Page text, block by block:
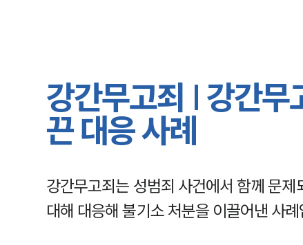
강간무고죄 | 강간무
끈 대응 사례
강간무고죄는 성범죄 사건에서 함께 문
대해 대응해 불기소 처분을 이끌어낸 사례